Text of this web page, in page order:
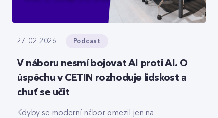
27. 02. 2026 Podcast
V náboru nesmí bojovat AI proti AI. O
úspěchu v CETIN rozhoduje lidskost a
chuť se učit
Kdyby se moderní nábor omezil jen na